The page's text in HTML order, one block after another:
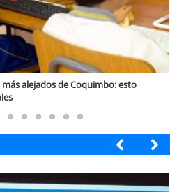
alejados de Coquimbo: esto